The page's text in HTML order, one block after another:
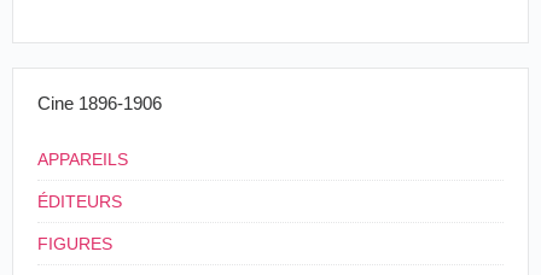
PHOTOGRAPHIES ANIMÉES
Saint-Amour, Maison Savoye, permet de
recueillir, par des épreuves instantanées, tous les
mouvements qui se sont succédé devant l'objectif
projetant sur un écran.
Cine 1896-1906
APPAREILS
ÉDITEURS
FIGURES